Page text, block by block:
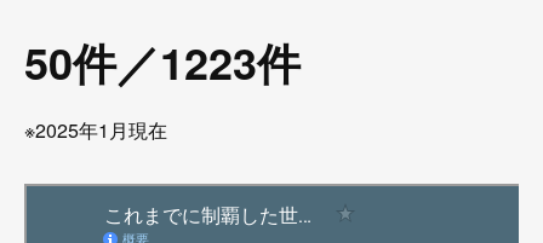
50件／1223件
※2025年1月現在